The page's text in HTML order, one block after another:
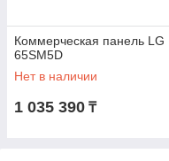
Коммерческая панель LG
65SM5D
Нет в наличии
1 035 390 ₸